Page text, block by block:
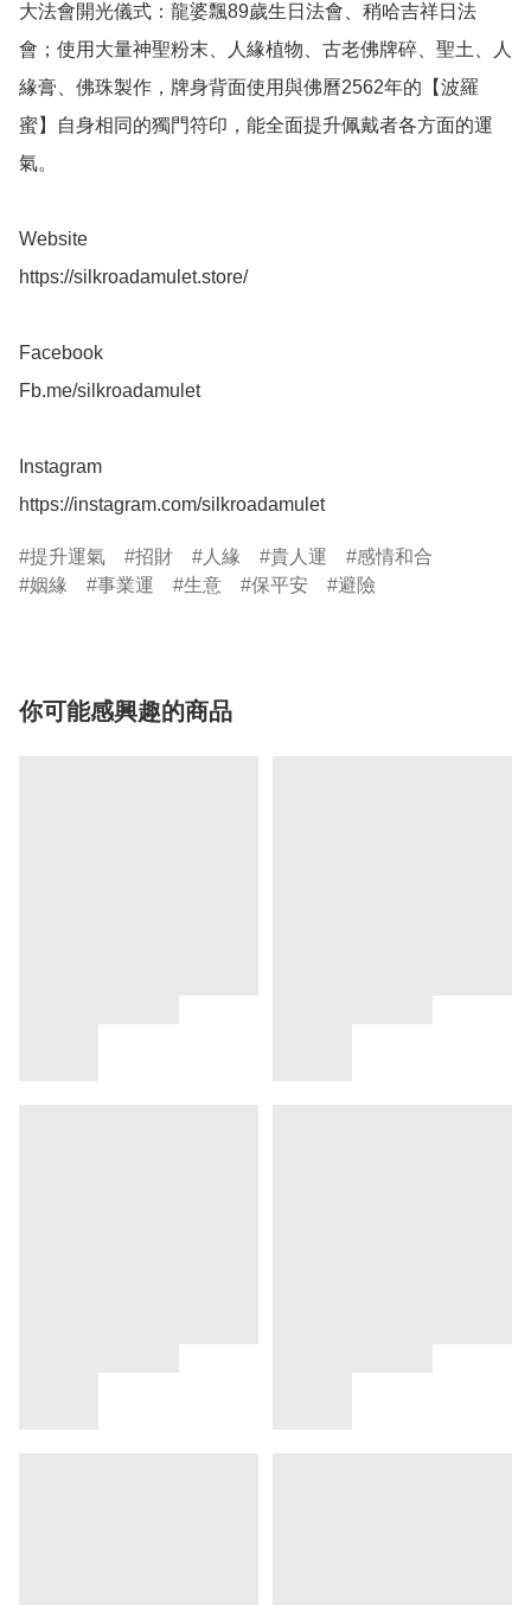
大法會開光儀式：龍婆飄89歲生日法會、稍哈吉祥日法
會；使用大量神聖粉末、人緣植物、古老佛牌碎、聖土、人
緣膏、佛珠製作，牌身背面使用與佛曆2562年的【波羅
蜜】自身相同的獨門符印，能全面提升佩戴者各方面的運
氣。
Website
https://silkroadamulet.store/
Facebook
Fb.me/silkroadamulet
Instagram
https://instagram.com/silkroadamulet
提升運氣 招財 人緣 貴人運
感情和合
姻緣
事業運 生意 保平安 避險
你可能感興趣的商品